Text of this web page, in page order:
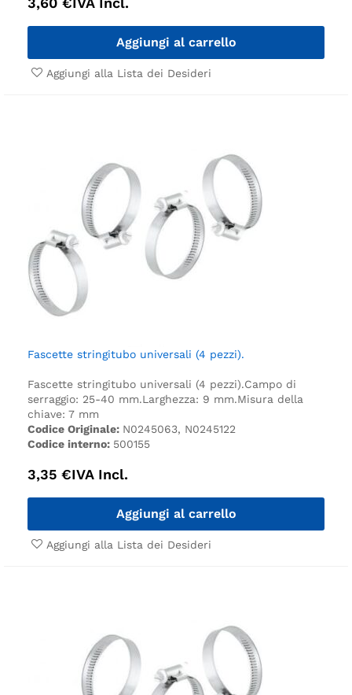
Aggiungi al carrello
Aggiungi alla Lista dei Desideri
Fascette stringitubo universali (4 pezzi).
Fascette stringitubo universali (4 pezzi).Campo di
serraggio: 25-40 mm.Larghezza: 9 mm.Misura della
chiave: 7 mm
Codice Originale: N0245063, N0245122
Codice interno: 500155
3,35 €IVA Incl.
Aggiungi al carrello
Aggiungi alla Lista dei Desideri